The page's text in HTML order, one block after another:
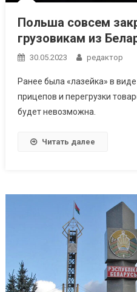
Польша совсем
грузовикам из
30.05.2023 редактор
Ранее была «лазейка» в
прицепов и перегрузки
будет невозможна.
Читать далее